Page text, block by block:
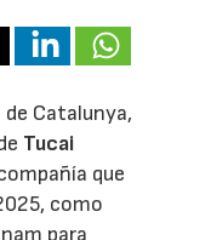
Catalunya,
Tucai
que
como
para